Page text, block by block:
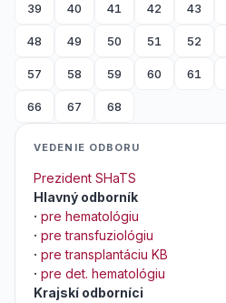
39 40 41 42 43
48 49 50 51 52
57 58 59 60 61
66 67 68
VEDENIE ODBORU
Prezident SHaTS
Hlavný odborník
· pre hematológiu
· pre transfuziológiu
· pre transplantáciu KB
· pre det. hematológiu
Krajskí odborníci